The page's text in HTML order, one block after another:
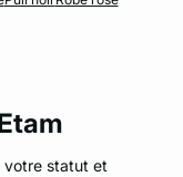
votre statut et